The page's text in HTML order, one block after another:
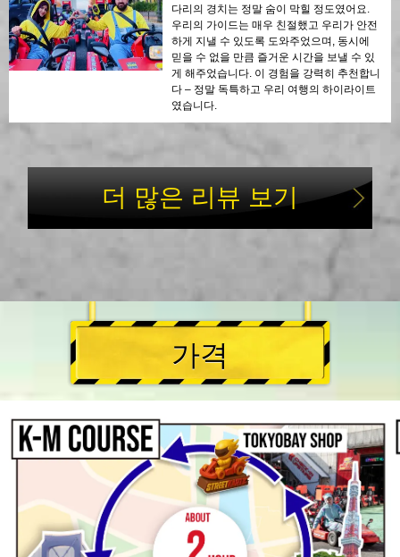
다리의 경치는 정말 숨이 막힐 정도였어요.
우리의 가이드는 매우 친절했고 우리가 안전
하게 지낼 수 있도록 도와주었으며, 동시에
믿을 수 없을 만큼 즐거운 시간을 보낼 수 있
게 해주었습니다. 이 경험을 강력히 추천합니
다 – 정말 독특하고 우리 여행의 하이라이트
였습니다.
더 많은 리뷰 보기
가격